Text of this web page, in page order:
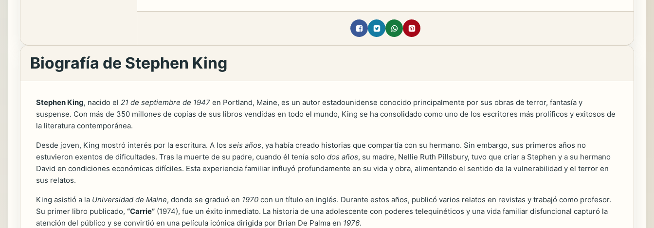
Biografía de Stephen King
Stephen King, nacido el 21 de septiembre de 1947 en Portland, Maine, es un autor estadounidense conocido principalmente por sus obras de terror, fantasía y
suspense. Con más de 350 millones de copias de sus libros vendidas en todo el mundo, King se ha consolidado como uno de los escritores más prolíficos y exitosos de
la literatura contemporánea.
Desde joven, King mostró interés por la escritura. A los seis años, ya había creado historias que compartía con su hermano. Sin embargo, sus primeros años no
estuvieron exentos de dificultades. Tras la muerte de su padre, cuando él tenía solo dos años, su madre, Nellie Ruth Pillsbury, tuvo que criar a Stephen y a su hermano
David en condiciones económicas difíciles. Esta experiencia familiar influyó profundamente en su vida y obra, alimentando el sentido de la vulnerabilidad y el terror en
sus relatos.
King asistió a la Universidad de Maine, donde se graduó en 1970 con un título en inglés. Durante estos años, publicó varios relatos en revistas y trabajó como profesor.
Su primer libro publicado, “Carrie” (1974), fue un éxito inmediato. La historia de una adolescente con poderes telequinéticos y una vida familiar disfuncional capturó la
atención del público y se convirtió en una película icónica dirigida por Brian De Palma en 1976.